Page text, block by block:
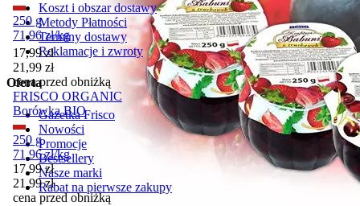
250 g
71,96 zł/kg
Cena promocyjna
17,99 zł
21,99 zł
cena przed obniżką
FRISCO ORGANIC
Borówka BIO
250 g
71,96 zł/kg
Cena promocyjna
17,99 zł
21,99 zł
cena przed obniżką
Koszt i obszar dostawy
Metody Płatności
Terminy dostawy
Reklamacje i zwroty
Oferta
Gazetka Frisco
Nowości
Promocje
Bestsellery
Nasze marki
Rabat na pierwsze zakupy